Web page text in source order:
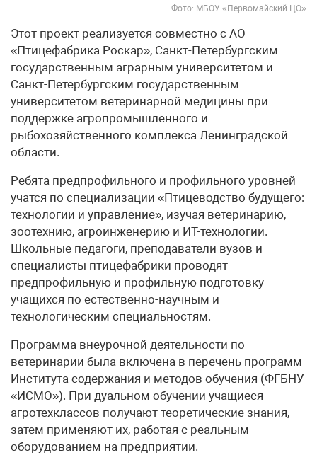
Фото: МБОУ «Первомайский ЦО»
Этот проект реализуется совместно с АО
«Птицефабрика Роскар», Санкт-Петербургским
государственным аграрным университетом и
Санкт-Петербургским государственным
университетом ветеринарной медицины при
поддержке агропромышленного и
рыбохозяйственного комплекса Ленинградской
области.
Ребята предпрофильного и профильного уровней
учатся по специализации «Птицеводство будущего:
технологии и управление», изучая ветеринарию,
зоотехнию, агроинженерию и ИТ-технологии.
Школьные педагоги, преподаватели вузов и
специалисты птицефабрики проводят
предпрофильную и профильную подготовку
учащихся по естественно-научным и
технологическим специальностям.
Программа внеурочной деятельности по
ветеринарии была включена в перечень программ
Института содержания и методов обучения (ФГБНУ
«ИСМО»). При дуальном обучении учащиеся
агротехклассов получают теоретические знания,
затем применяют их, работая с реальным
оборудованием на предприятии.